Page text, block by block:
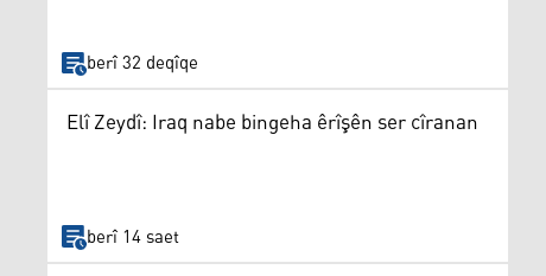
berî 32 deqîqe
Elî Zeydî: Iraq nabe bingeha êrîşên ser cîranan
berî 14 saet